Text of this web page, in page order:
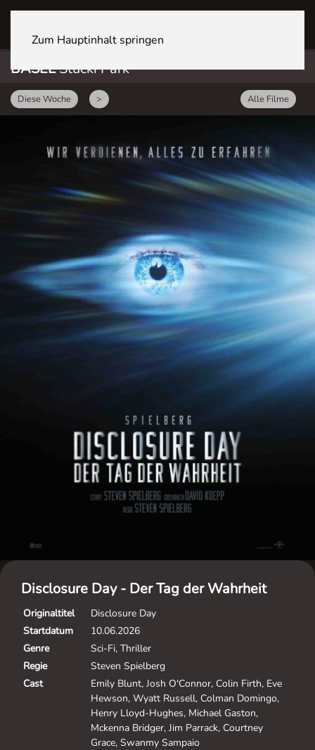
Zum Hauptinhalt springen
BASELStücki Park
Diese Woche > Alle Filme
Disclosure Day - Der Tag der Wahrheit
Originaltitel
Disclosure Day
Startdatum
10.06.2026
Genre
Sci-Fi, Thriller
Regie
Steven Spielberg
Cast
Emily Blunt, Josh O'Connor, Colin Firth, Eve
Hewson, Wyatt Russell, Colman Domingo,
Henry Lloyd-Hughes, Michael Gaston,
Mckenna Bridger, Jim Parrack, Courtney
Grace, Swanmy Sampaio